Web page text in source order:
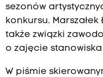
sezonów
konkursu. Marszałek
także związki
o zajęcie
W piśmie